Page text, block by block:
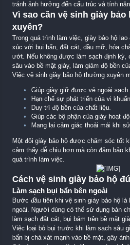
tránh ảnh hưởng đến cấu trúc và tính
Vì sao cần vệ sinh giày
xuyên?
Trong quá trình làm việc, giày bảo hộ
xúc với bụi bẩn, đất cát, dầu mỡ, hóa
ướt. Nếu không được làm sạch định kỳ,
sâu vào bề mặt giày, làm giảm độ bền
Việc vệ sinh giày bảo hộ thường xuyên
Giúp giày giữ được vẻ ngoài sạch
Hạn chế sự phát triển của vi
Duy trì độ bền của chất liệu.
Giúp các bộ phận của giày hoạt
Mang lại cảm giác thoải mái khi
Một đôi giày bảo hộ được chăm sóc tốt
cảm thấy dễ chịu hơn mà còn đảm bảo
quá trình làm việc.
Cách vệ sinh giày bảo hộ
Làm sạch bụi bẩn bên ngoài
Bước đầu tiên khi vệ sinh giày bảo hộ là
ngoài. Người dùng có thể sử dụng bàn
làm sạch đất cát, bụi bám trên bề mặt
Việc loại bỏ bụi trước khi làm sạch sâu
bẩn bị chà xát mạnh vào bề mặt, gây